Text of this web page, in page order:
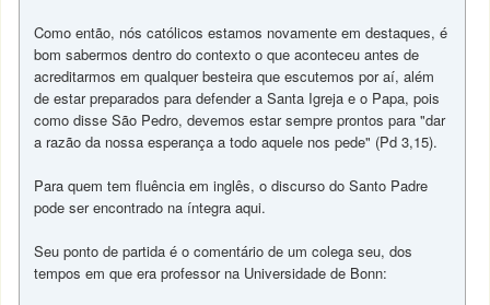
Como então, nós católicos estamos novamente em destaques, é
bom sabermos dentro do contexto o que aconteceu antes de
acreditarmos em qualquer besteira que escutemos por aí, além
de estar preparados para defender a Santa Igreja e o Papa, pois
como disse São Pedro, devemos estar sempre prontos para "dar
a razão da nossa esperança a todo aquele nos pede" (Pd 3,15).
Para quem tem fluência em inglês, o discurso do Santo Padre
pode ser encontrado na íntegra aqui.
Seu ponto de partida é o comentário de um colega seu, dos
tempos em que era professor na Universidade de Bonn: